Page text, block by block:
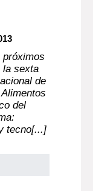
próximos
sexta
de